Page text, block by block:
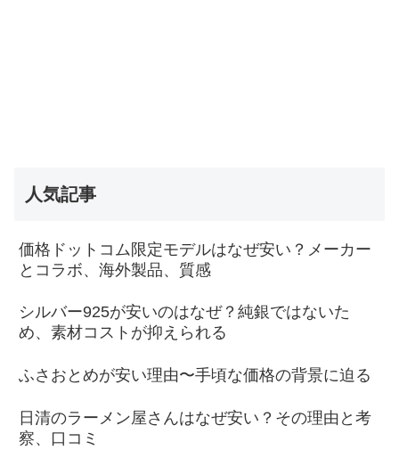
人気記事
価格ドットコム限定モデルはなぜ安い？メーカー
とコラボ、海外製品、質感
シルバー925が安いのはなぜ？純銀ではないた
め、素材コストが抑えられる
ふさおとめが安い理由〜手頃な価格の背景に迫る
日清のラーメン屋さんはなぜ安い？その理由と考
察、口コミ